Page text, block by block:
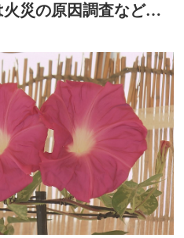
災の原因調査などで